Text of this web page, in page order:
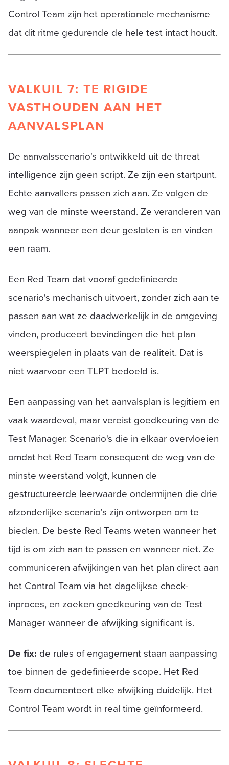
Control Team zijn het operationele mechanisme
dat dit ritme gedurende de hele test intact houdt.
VALKUIL 7: TE RIGIDE
VASTHOUDEN AAN HET
AANVALSPLAN
De aanvalsscenario's ontwikkeld uit de threat
intelligence zijn geen script. Ze zijn een startpunt.
Echte aanvallers passen zich aan. Ze volgen de
weg van de minste weerstand. Ze veranderen van
aanpak wanneer een deur gesloten is en vinden
een raam.
Een Red Team dat vooraf gedefinieerde
scenario's mechanisch uitvoert, zonder zich aan te
passen aan wat ze daadwerkelijk in de omgeving
vinden, produceert bevindingen die het plan
weerspiegelen in plaats van de realiteit. Dat is
niet waarvoor een TLPT bedoeld is.
Een aanpassing van het aanvalsplan is legitiem en
vaak waardevol, maar vereist goedkeuring van de
Test Manager. Scenario's die in elkaar overvloeien
omdat het Red Team consequent de weg van de
minste weerstand volgt, kunnen de
gestructureerde leerwaarde ondermijnen die drie
afzonderlijke scenario's zijn ontworpen om te
bieden. De beste Red Teams weten wanneer het
tijd is om zich aan te passen en wanneer niet. Ze
communiceren afwijkingen van het plan direct aan
het Control Team via het dagelijkse check-
inproces, en zoeken goedkeuring van de Test
Manager wanneer de afwijking significant is.
De fix: de rules of engagement staan aanpassing
toe binnen de gedefinieerde scope. Het Red
Team documenteert elke afwijking duidelijk. Het
Control Team wordt in real time geïnformeerd.